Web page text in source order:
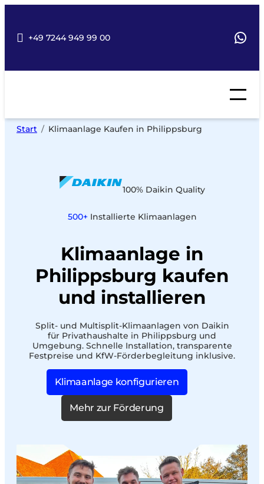
+49 7244 949 99 00
Start Klimaanlage Kaufen in Philippsburg
100% Daikin Quality
500+Installierte Klimaanlagen
Klimaanlage in
Philippsburg kaufen
und installieren
Split- und Multisplit-Klimaanlagen von Daikin
für Privathaushalte in Philippsburg und
Umgebung. Schnelle Installation, transparente
Festpreise und KfW-Förderbegleitung inklusive.
Klimaanlage konfigurieren
Mehr zur Förderung